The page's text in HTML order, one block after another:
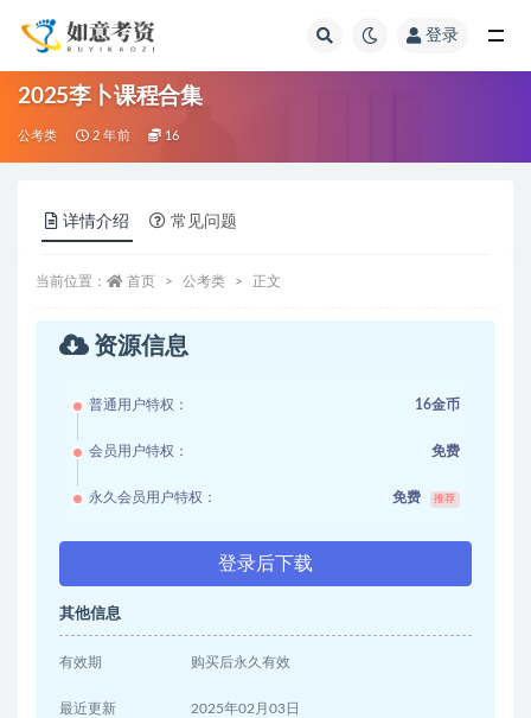
登录
2025李卜课程合集
公考类 2 年前 16
详情介绍 常见问题
当前位置： 首页 公考类 正文
资源信息
普通用户特权： 16金币
会员用户特权： 免费
永久会员用户特权： 免费 推荐
登录后下载
其他信息
有效期 购买后永久有效
最近更新 2025年02月03日